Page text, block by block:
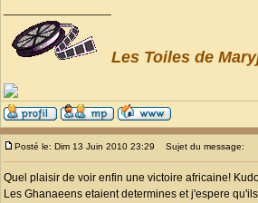
Les Toiles de
Posté le: Dim 13 Juin 2010 23:29 Sujet du message:
Quel plaisir de voir enfin une victoire africaine!
Les Ghanaeens etaient determines et j'espere